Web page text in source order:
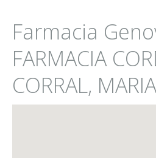
Farmacia
FARMACIA
CORRAL, MARIA